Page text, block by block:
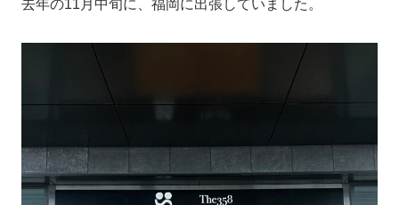
去年の11月中旬に、福岡に出張していました。